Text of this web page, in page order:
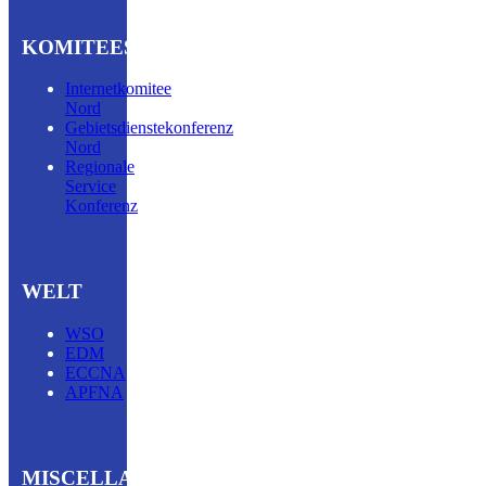
KOMITEES
Internetkomitee
Nord
Gebietsdienstekonferenz
Nord
Regionale
Service
Konferenz
WELT
WSO
EDM
ECCNA
APFNA
MISCELLA­